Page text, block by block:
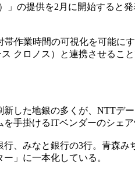
」の提供を2月に開始すると
作業時間の可視化を可能に
クロノス）と連携させるこ
した地銀の多くが、NTTデ
手掛けるITベンダーのシェ
、みなと銀行の3行。青森み
ー」に一本化している。